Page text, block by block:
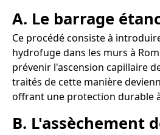
A. Le barrage
Ce procédé consiste à
hydrofuge dans les murs à
prévenir l'ascension capillaire
traités de cette manière
offrant une protection durable
B. L'assèchement